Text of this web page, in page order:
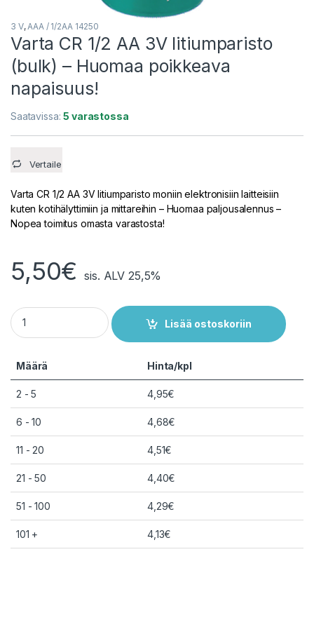
3 V, AAA / 1/2AA 14250
Varta CR 1/2 AA 3V litiumparisto
(bulk) – Huomaa poikkeava
napaisuus!
Saatavissa:5 varastossa
Vertaile
Varta CR 1/2 AA 3V litiumparisto moniin elektronisiin laitteisiin
kuten kotihälyttimiin ja mittareihin – Huomaa paljousalennus –
Nopea toimitus omasta varastosta!
5,50€ sis. ALV 25,5%
Varta CR 1/2 AA 3V litiumparisto (bulk) - Huomaa poikkeava
Lisää ostoskoriin
Määrä Hinta/kpl
2 - 5 4,95€
6 - 10 4,68€
11 - 20 4,51€
21 - 50 4,40€
51 - 100 4,29€
101 + 4,13€